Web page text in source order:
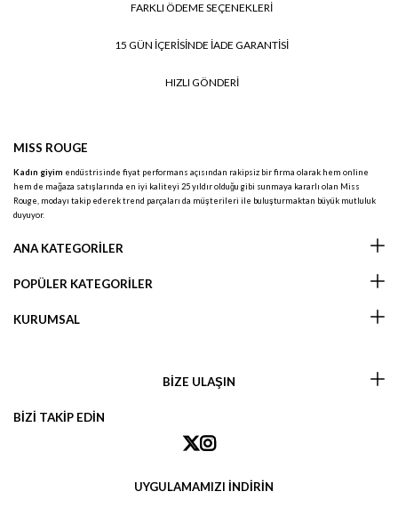
FARKLI ÖDEME SEÇENEKLERİ
15 GÜN İÇERİSİNDE İADE GARANTİSİ
HIZLI GÖNDERİ
MISS ROUGE
Kadın giyim endüstrisinde fiyat performans açısından rakipsiz bir firma olarak hem online
hem de mağaza satışlarında en iyi kaliteyi 25 yıldır olduğu gibi sunmaya kararlı olan Miss
Rouge, modayı takip ederek trend parçaları da müşterileri ile buluşturmaktan büyük mutluluk
duyuyor.
ANA KATEGORİLER
POPÜLER KATEGORİLER
KURUMSAL
BİZE ULAŞIN
BİZİ TAKİP EDİN
UYGULAMAMIZI İNDİRİN